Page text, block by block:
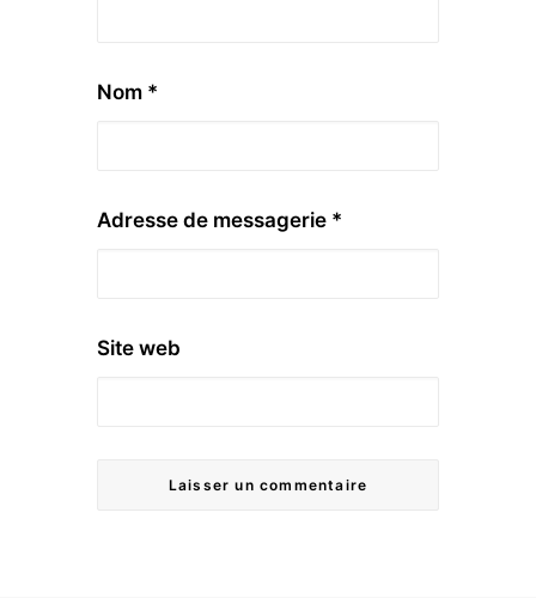
Nom *
Adresse de messagerie *
Site web